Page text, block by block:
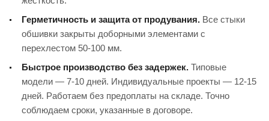
Герметичность и защита от продувания. Все стыки
обшивки закрыты доборными элементами с
перехлестом 50-100 мм.
Быстрое производство без задержек. Типовые
модели — 7-10 дней. Индивидуальные проекты — 12-15
дней. Работаем без предоплаты на складе. Точно
соблюдаем сроки, указанные в договоре.